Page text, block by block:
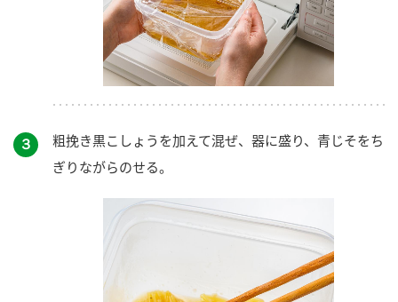
３
粗挽き黒こしょうを加えて混ぜ、器に盛り、青じそをち
ぎりながらのせる。